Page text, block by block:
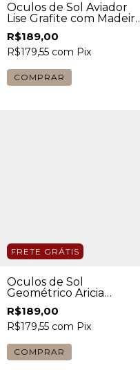
Óculos de Sol Aviador
Lise Grafite com Madeira
Escura Masculino
R$189,00
R$179,55 com Pix
COMPRAR
FRETE GRÁTIS
Óculos de Sol
Geométrico Aricia
Dourado com Lente
Marrom Feminino
R$189,00
R$179,55 com Pix
COMPRAR